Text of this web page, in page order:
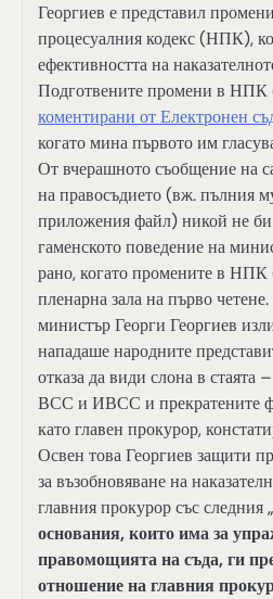
Георгиев е представил
процесуалния кодекс (НПК),
ефективността на
Подготвените промени в НПК
коментирани от Електронен
когато мина първото им
От вчерашното съобщение на
на правосъдието (вж. пълния
приложения файл) никой не би
гаменското поведение на
рано, когато промените в НПК
пленарна зала на първо
министър Георги Георгиев
нападаше народните
отказа да види слона в стаята
ВСС и ИВСС и прекратените
като главен прокурор,
Освен това Георгиев защити
за възобновяване на
главния прокурор със следния
основания, които има за
правомощията на съда, ги
отношение на главния